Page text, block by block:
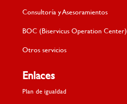
Consultoría y Asesoramientos
BOC (Biservicus Operation Center)
Otros servicios
Enlaces
Plan de igualdad